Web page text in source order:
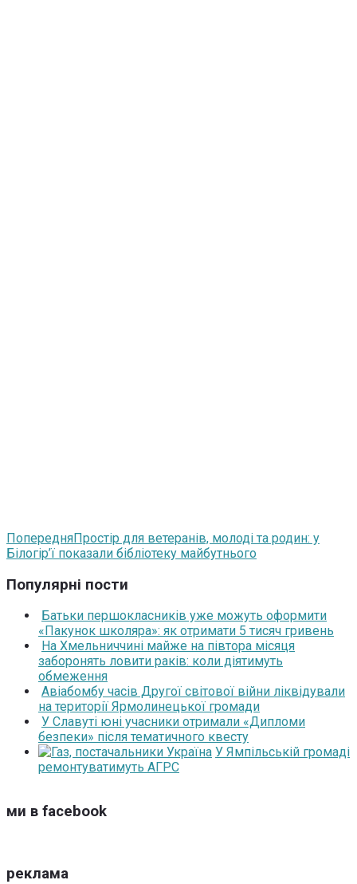
ПопередняПростір для ветеранів, молоді та родин: у
Білогір’ї показали бібліотеку майбутнього
Популярні пости
Батьки першокласників уже можуть оформити
«Пакунок школяра»: як отримати 5 тисяч гривень
На Хмельниччині майже на півтора місяця
заборонять ловити раків: коли діятимуть
обмеження
Авіабомбу часів Другої світової війни ліквідували
на території Ярмолинецької громади
У Славуті юні учасники отримали «Дипломи
безпеки» після тематичного квесту
У Ямпільській громаді
ремонтуватимуть АГРС
ми в facebook
реклама